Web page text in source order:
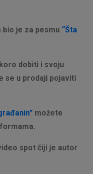
je za pesmu “Šta
dobiti i svoju
se u prodaji pojaviti
možete
spot čiji je autor